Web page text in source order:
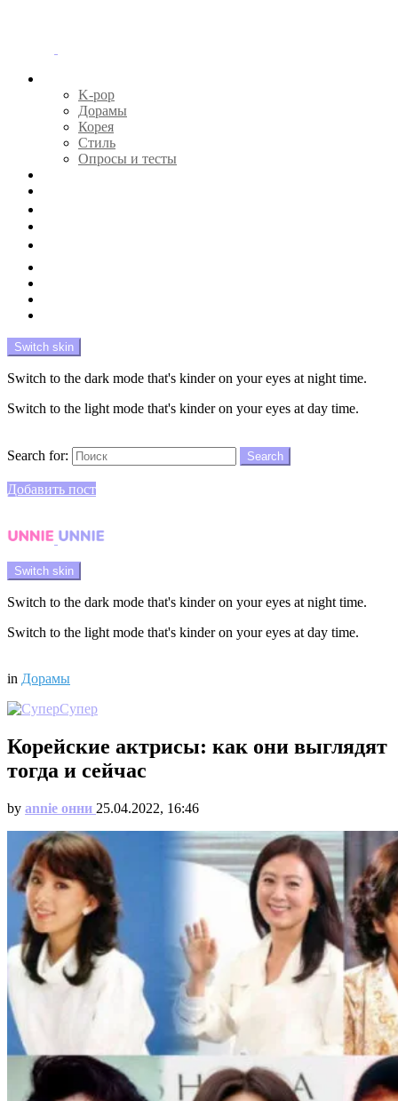
K-pop
Дорамы
Корея
Стиль
Опросы и тесты
Switch skin
Switch to the dark mode that's kinder on your eyes at night time.
Switch to the light mode that's kinder on your eyes at day time.
Search for:
Search
Добавить пост
Switch skin
Switch to the dark mode that's kinder on your eyes at night time.
Switch to the light mode that's kinder on your eyes at day time.
in Дорамы
Супер
Корейские актрисы: как они выглядят
тогда и сейчас
by annie онни 25.04.2022, 16:46